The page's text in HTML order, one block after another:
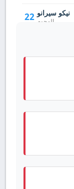
22 نيكو سيرانو
الهجوم